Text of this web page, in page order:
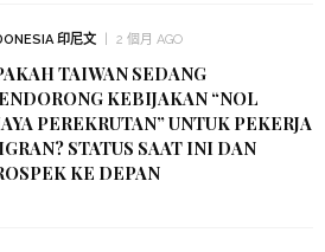
印尼文 2 個月 AGO
TAIWAN SEDANG
KEBIJAKAN “NOL
PEREKRUTAN” UNTUK PEKERJA
STATUS SAAT INI DAN
KE DEPAN